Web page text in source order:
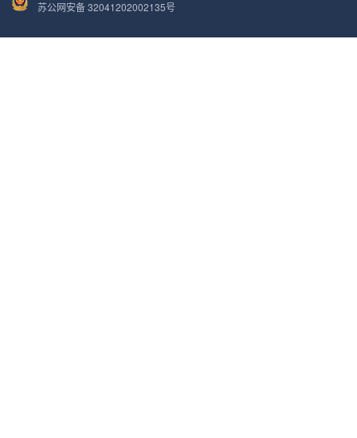
苏公网安备 32041202002135号